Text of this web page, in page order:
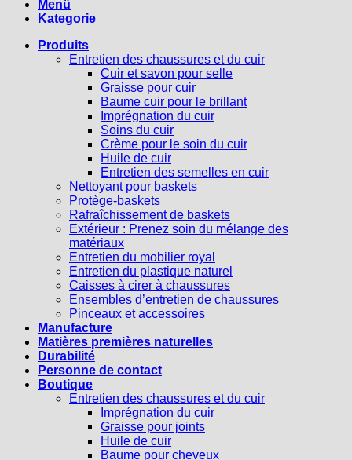
Menü
Kategorie
Produits
Entretien des chaussures et du cuir
Cuir et savon pour selle
Graisse pour cuir
Baume cuir pour le brillant
Imprégnation du cuir
Soins du cuir
Crème pour le soin du cuir
Huile de cuir
Entretien des semelles en cuir
Nettoyant pour baskets
Protège-baskets
Rafraîchissement de baskets
Extérieur : Prenez soin du mélange des
matériaux
Entretien du mobilier royal
Entretien du plastique naturel
Caisses à cirer à chaussures
Ensembles d’entretien de chaussures
Pinceaux et accessoires
Manufacture
Matières premières naturelles
Durabilité
Personne de contact
Boutique
Entretien des chaussures et du cuir
Imprégnation du cuir
Graisse pour joints
Huile de cuir
Baume pour cheveux